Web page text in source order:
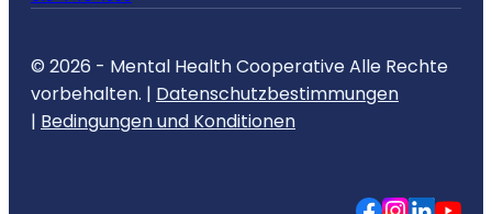
© 2026 - Mental Health Cooperative Alle Rechte
vorbehalten. | Datenschutzbestimmungen
| Bedingungen und Konditionen